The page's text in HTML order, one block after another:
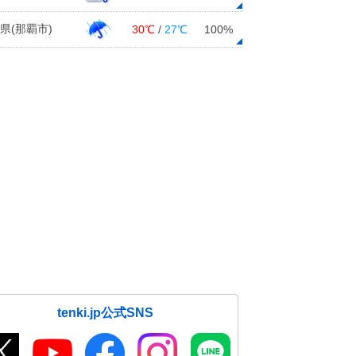
(那覇市) 30℃ / 27℃ 100%
tenki.jp公式SNS